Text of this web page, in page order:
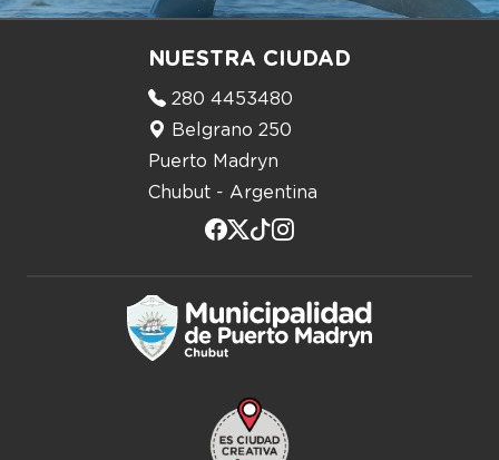
NUESTRA CIUDAD
280 4453480
Belgrano 250
Puerto Madryn
Chubut - Argentina